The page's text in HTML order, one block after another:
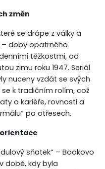
změn
se drápe z války a
doby opatrného
těžkostmi, od
zimu roku 1947. Seriál
nuceny vzdát se svých
k tradičním rolím, což
o kariéře, rovnosti a
po otřesech.
sňatek“ – Bookovo
době, kdy byla